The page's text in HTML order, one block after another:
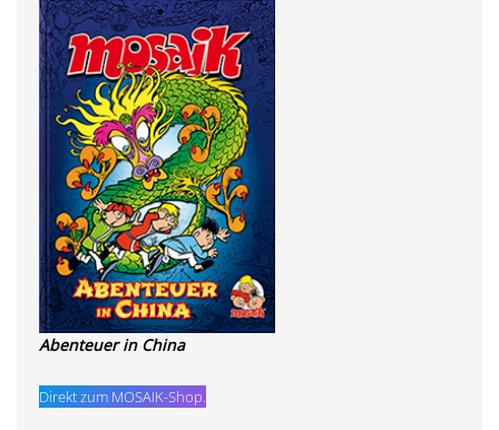
Abenteuer in China
Direkt zum MOSAIK-Shop.